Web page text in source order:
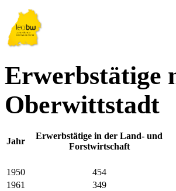
Erwerbstätige
Oberwittstadt
Jahr
Erwerbstätige in der Land- und
Forstwirtschaft
1950 454
1961
349